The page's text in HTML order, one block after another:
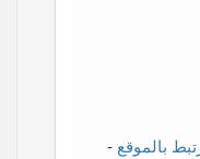
بالموقع -